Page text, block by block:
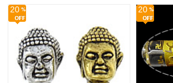
20 20